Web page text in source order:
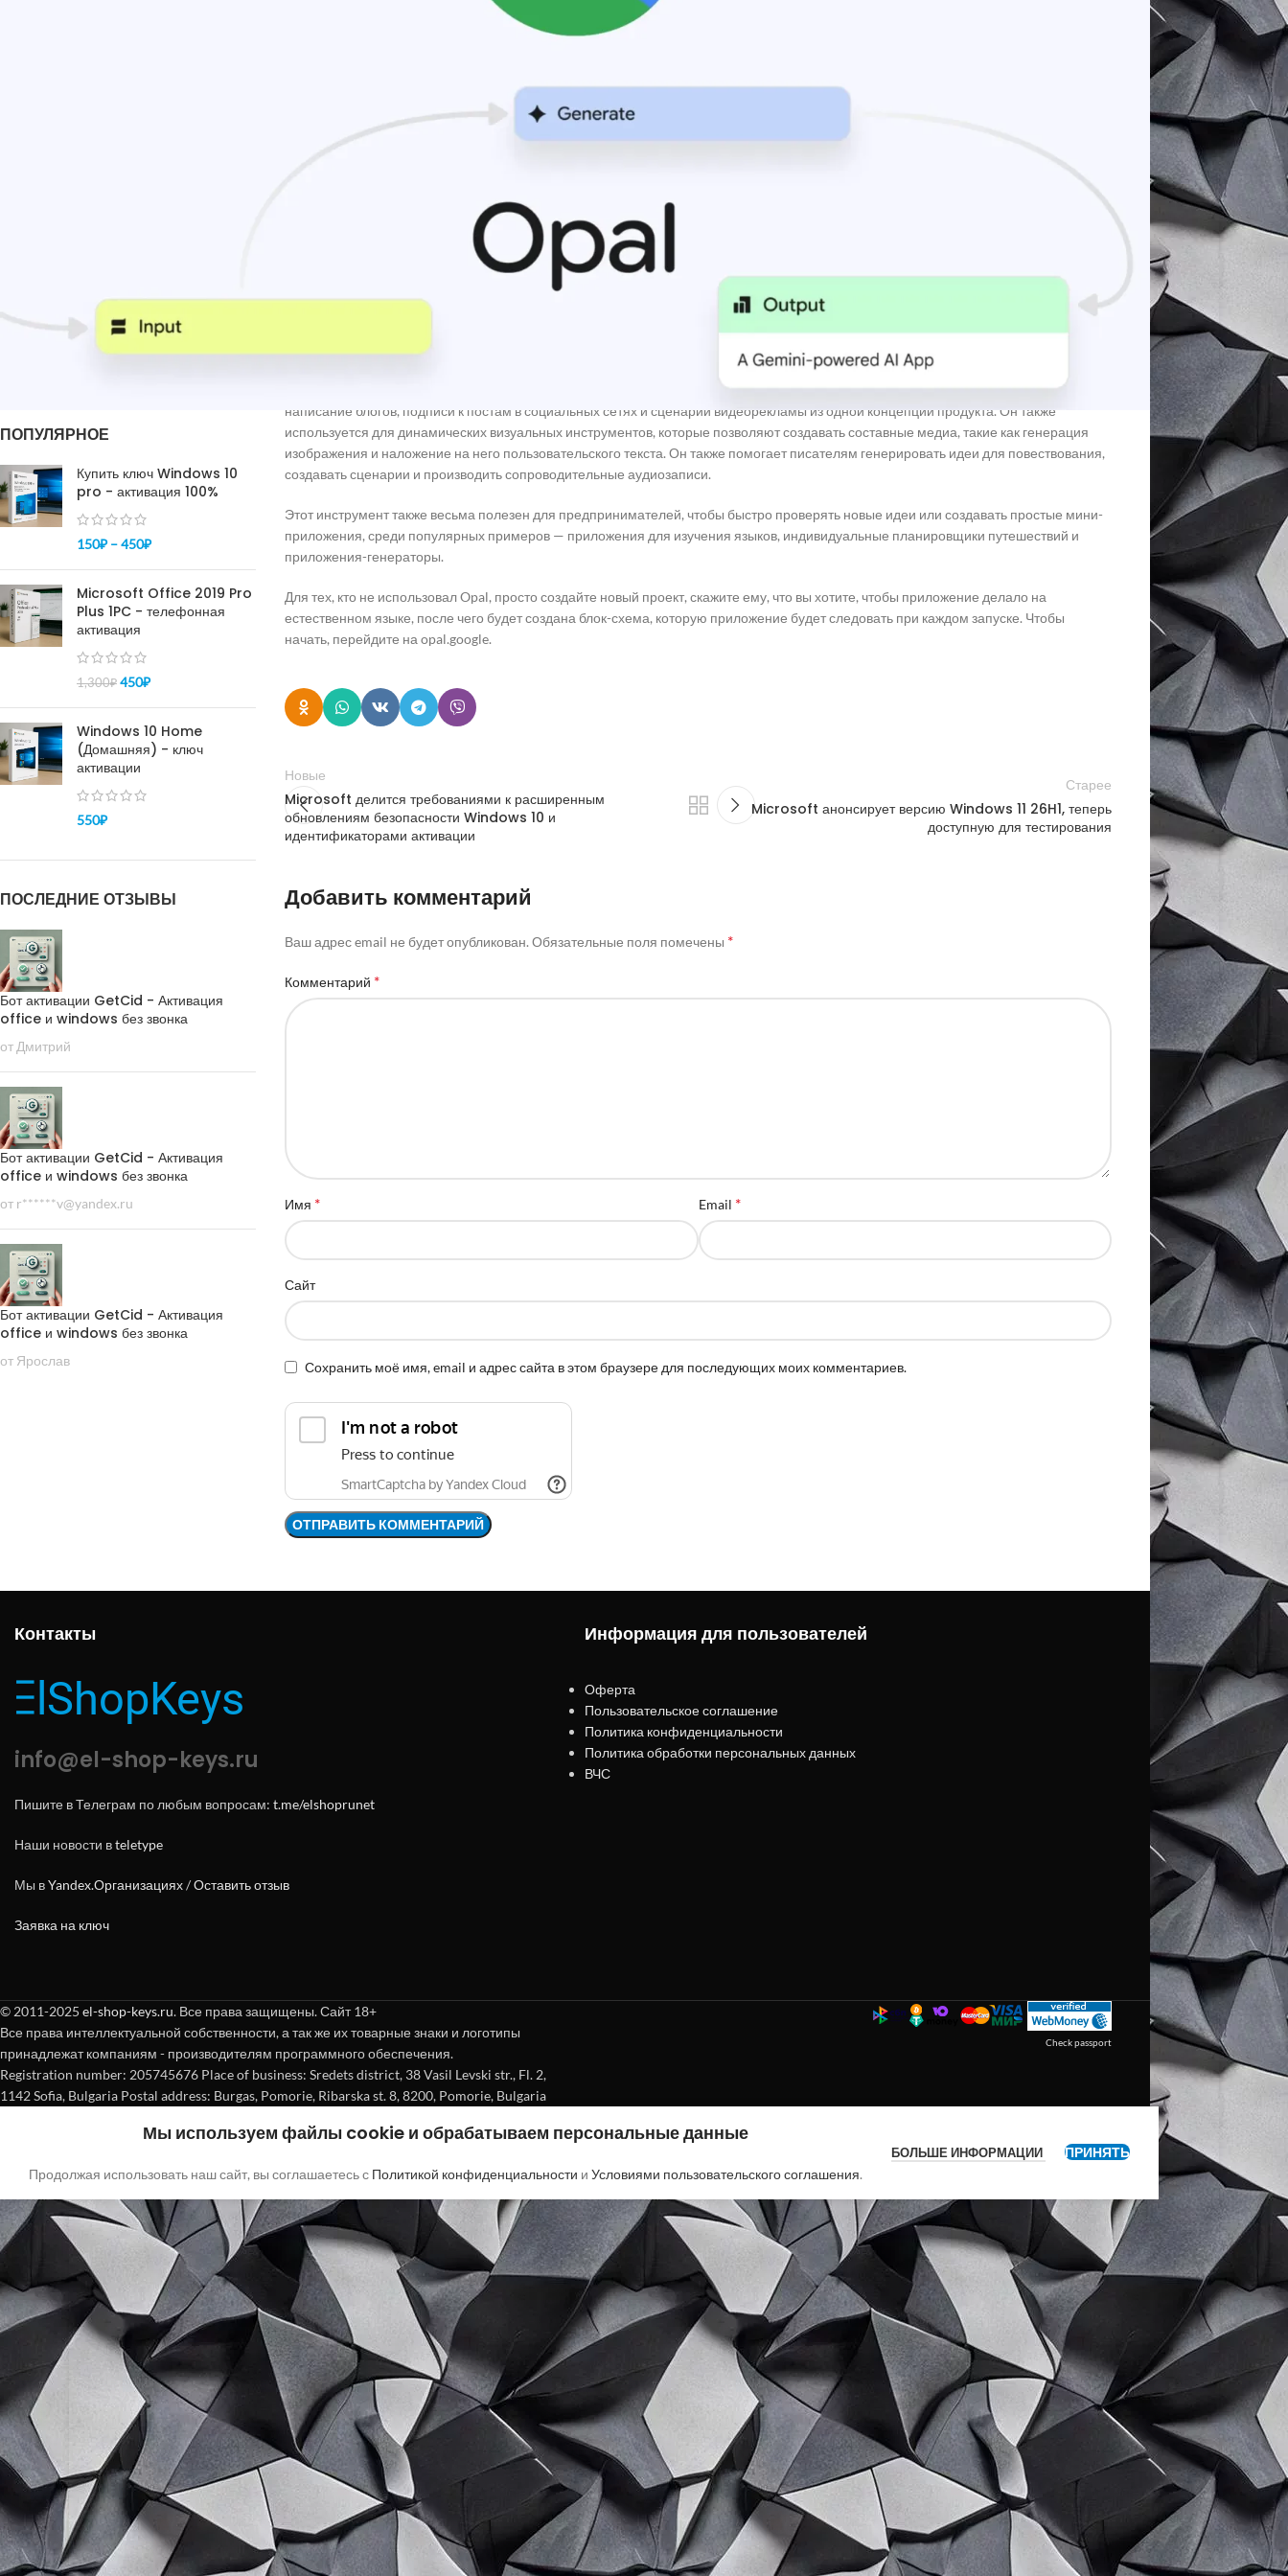
Metaverse Tech и
«СберМаркетингом» запустила ИИ-
консультанта «Эм.Ви»
ПОПУЛЯРНОЕ
Купить ключ Windows 10
pro - активация 100%
150₽ –450₽
Microsoft Office 2019 Pro
Plus 1PC - телефонная
активация
1,300₽ 450₽
Windows 10 Home
(Домашняя) - ключ
активации
550₽
ПОСЛЕДНИЕ ОТЗЫВЫ
Бот активации GetCid - Активация
office и windows без звонка
от Дмитрий
Бот активации GetCid - Активация
office и windows без звонка
от r******v@yandex.ru
Бот активации GetCid - Активация
office и windows без звонка
от Ярослав
Opal впервые был запущен в Соединенных Штатах 24 июля, а затем 7 октября он был расширен на 15 дополнительных
стран включая Канаду, Индию, Японию, Южную Корею, Вьетнам, Индонезию, Бразилию, Сингапур, Колумбию, Сальвадор, Коста-
С момента запуска Opal пользователи создавали сложные многопроцессные приложения для упрощения исследований, анализа
данных и создания повторяемых рабочих процессов. Opal способен автоматически извлекать и анализировать данные из
интернета и сохранять результаты непосредственно в
Sheets. Opal также может генерировать пользовательские отчеты и
новостных рассылок, редактирование контрактов и планирование питания.
сообщил, что создатели и маркетологи используют Opal для постоянного и масштабируемого создания контента, такого как
написание блогов, подписи к постам в социальных сетях и сценарии видеорекламы из одной концепции продукта. Он также
используется для динамических визуальных инструментов, которые позволяют создавать составные медиа, такие как генерация
изображения и наложение на него пользовательского текста. Он также помогает писателям генерировать идеи для повествования,
создавать сценарии и производить сопроводительные аудиозаписи.
Этот инструмент также весьма полезен для предпринимателей, чтобы быстро проверять новые идеи или создавать простые мини-
приложения, среди популярных примеров — приложения для изучения языков, индивидуальные планировщики путешествий и
приложения-генераторы.
Для тех, кто не использовал Opal, просто создайте новый проект, скажите ему, что вы хотите, чтобы приложение делало на
естественном языке, после чего будет создана блок-схема, которую приложение будет следовать при каждом запуске. Чтобы
начать, перейдите на opal.google.
Новые
Microsoft делится требованиями к расширенным
обновлениям безопасности Windows 10 и
идентификаторами активации
Старее
Microsoft анонсирует версию Windows 11 26H1, теперь
доступную для тестирования
Добавить комментарий
Ваш адрес email не будет опубликован. Обязательные поля помечены *
Комментарий *
Имя * Email *
Сайт
Сохранить моё имя, email и адрес сайта в этом браузере для последующих моих комментариев.
Контакты
info@el-shop-keys.ru
Пишите в Телеграм по любым вопросам: t.me/elshoprunet
Наши новости вteletype
Мы вYandex.Организациях/Оставить отзыв
Заявка на ключ
Информация для пользователей
Оферта
Пользовательское соглашение
Политика конфиденциальности
Политика обработки персональных данных
ВЧС
© 2011-2025 el-shop-keys.ru. Все права защищены. Сайт 18+
Все права интеллектуальной собственности, а так же их товарные знаки и логотипы
принадлежат компаниям - производителям программного обеспечения.
Registration number: 205745676 Place of business: Sredets district, 38 Vasil Levski str., Fl. 2,
1142 Sofia, Bulgaria Postal address: Burgas, Pomorie, Ribarska st. 8, 8200, Pomorie, Bulgaria
Check passport
Мы используем файлы cookie и обрабатываем персональные данные
Продолжая использовать наш сайт, вы соглашаетесь с Политикой конфиденциальности и Условиями пользовательского соглашения.
БОЛЬШЕ ИНФОРМАЦИИ ПРИНЯТЬ